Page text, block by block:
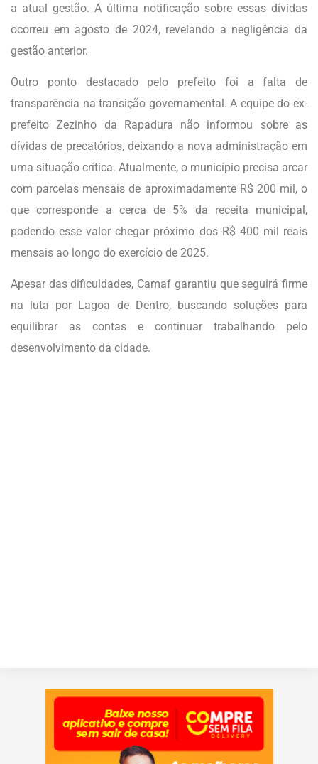
a atual gestão. A última notificação sobre essas dívidas
ocorreu em agosto de 2024, revelando a negligência da
gestão anterior.
Outro ponto destacado pelo prefeito foi a falta de
transparência na transição governamental. A equipe do ex-
prefeito Zezinho da Rapadura não informou sobre as
dívidas de precatórios, deixando a nova administração em
uma situação crítica. Atualmente, o município precisa arcar
com parcelas mensais de aproximadamente R$ 200 mil, o
que corresponde a cerca de 5% da receita municipal,
podendo esse valor chegar próximo dos R$ 400 mil reais
mensais ao longo do exercício de 2025.
Apesar das dificuldades, Camaf garantiu que seguirá firme
na luta por Lagoa de Dentro, buscando soluções para
equilibrar as contas e continuar trabalhando pelo
desenvolvimento da cidade.